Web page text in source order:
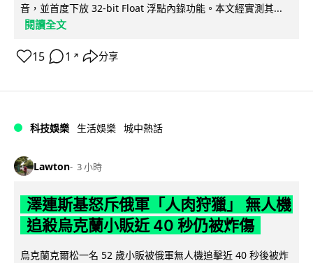
音，並首度下放 32-bit Float 浮點內錄功能。本文經實測其...
閱讀全文
15 1 ↗ 分享
科技娛樂 生活娛樂 城中熱話
Lawton 3 小時
澤連斯基怒斥俄軍「人肉狩獵」 無人機
追殺烏克蘭小販近 40 秒仍被炸傷
烏克蘭克爾松一名 52 歲小販被俄軍無人機追擊近 40 秒後被炸